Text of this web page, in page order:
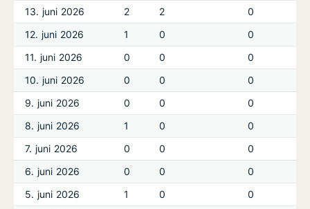
13. juni 2026
2 2
0
12. juni 2026
1 0
0
11. juni 2026
0 0
0
10. juni 2026
0 0
0
9. juni 2026
0 0
0
8. juni 2026
1 0
0
7. juni 2026
0 0
0
6. juni 2026
0 0
0
5. juni 2026
1 0
0